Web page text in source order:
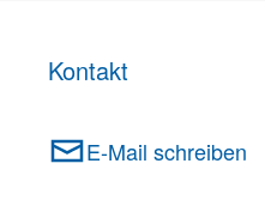
Kontakt
E-Mail schreiben